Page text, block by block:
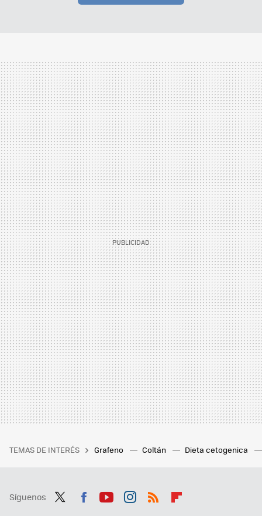
TEMAS DE INTERÉS Grafeno Coltán Dieta cetogenica
Síguenos